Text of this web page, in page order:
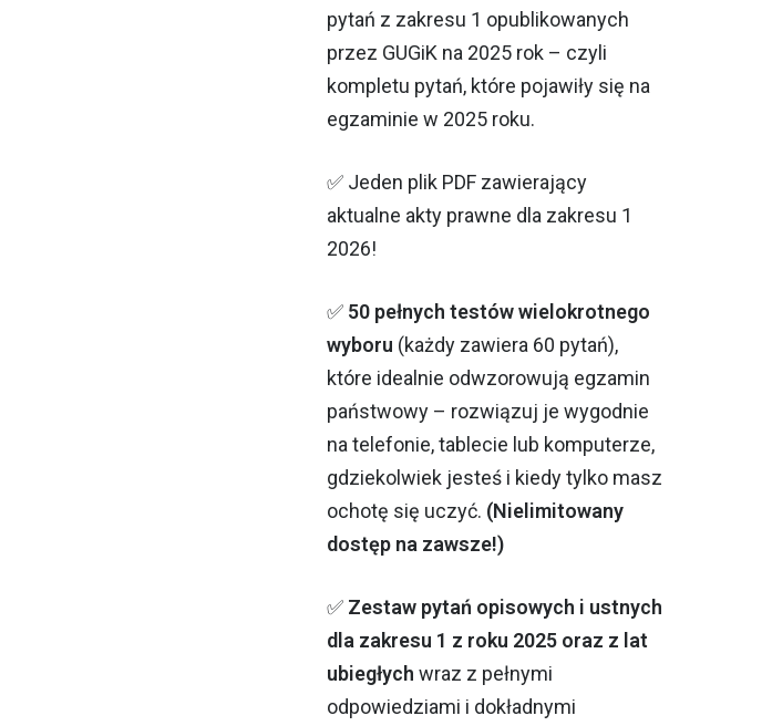
pytań z zakresu 1 opublikowanych
przez GUGiK na 2025 rok – czyli
kompletu pytań, które pojawiły się na
egzaminie w 2025 roku.
✅ Jeden plik PDF zawierający
aktualne akty prawne dla zakresu 1
2026!
✅ 50 pełnych testów wielokrotnego
wyboru (każdy zawiera 60 pytań),
które idealnie odwzorowują egzamin
państwowy – rozwiązuj je wygodnie
na telefonie, tablecie lub komputerze,
gdziekolwiek jesteś i kiedy tylko masz
ochotę się uczyć. (Nielimitowany
dostęp na zawsze!)
✅ Zestaw pytań opisowych i ustnych
dla zakresu 1 z roku 2025 oraz z lat
ubiegłych wraz z pełnymi
odpowiedziami i dokładnymi